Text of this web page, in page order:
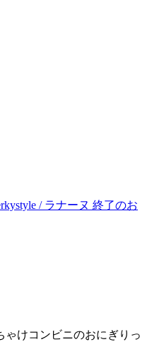
/ ラナーヌ 終了のお
ゃけコンビニのおにぎりっ